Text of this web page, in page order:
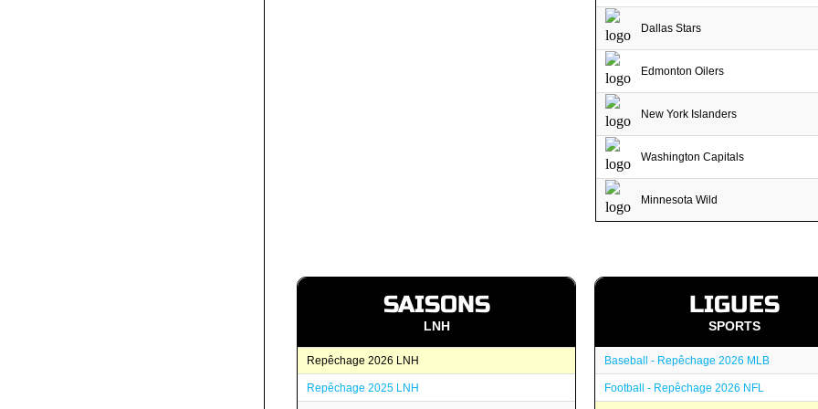
Dallas Stars
Edmonton Oilers
New York Islanders
Washington Capitals
Minnesota Wild
SAISONS
LNH
Repêchage 2026 LNH
Repêchage 2025 LNH
LIGUES
SPORTS
Baseball - Repêchage 2026 MLB
Football - Repêchage 2026 NFL